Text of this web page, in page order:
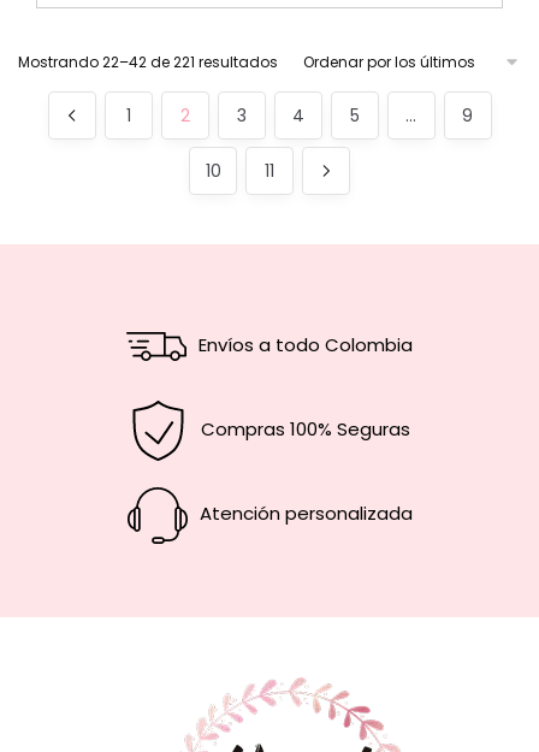
Mostrando 22–42 de 221 resultados
1 2 3 4 5 … 9
10 11
Envíos a todo Colombia
Compras 100% Seguras
Atención personalizada